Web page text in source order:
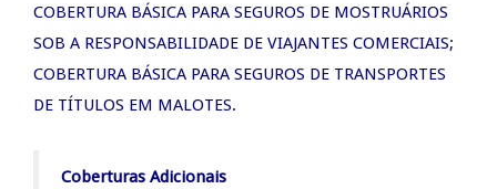
COBERTURA BÁSICA PARA SEGUROS DE MOSTRUÁRIOS
SOB A RESPONSABILIDADE DE VIAJANTES COMERCIAIS;
COBERTURA BÁSICA PARA SEGUROS DE TRANSPORTES
DE TÍTULOS EM MALOTES.
Coberturas Adicionais